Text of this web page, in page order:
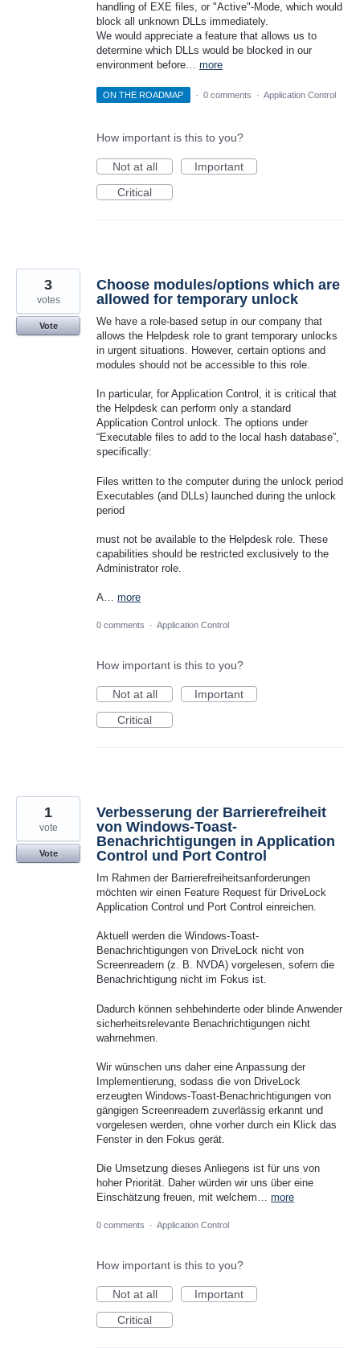
handling of EXE files, or "Active"-Mode, which would
block all unknown DLLs immediately.
We would appreciate a feature that allows us to
determine which DLLs would be blocked in our
environment before… more
ON THE ROADMAP · 0 comments · Application Control
How important is this to you?
Not at all
Important
Critical
Choose modules/options which are
allowed for temporary unlock
We have a role-based setup in our company that
allows the Helpdesk role to grant temporary unlocks
in urgent situations. However, certain options and
modules should not be accessible to this role.
In particular, for Application Control, it is critical that
the Helpdesk can perform only a standard
Application Control unlock. The options under
“Executable files to add to the local hash database”,
specifically:
Files written to the computer during the unlock period
Executables (and DLLs) launched during the unlock
period
must not be available to the Helpdesk role. These
capabilities should be restricted exclusively to the
Administrator role.
A… more
3
votes
Vote
0 comments · Application Control
How important is this to you?
Not at all
Important
Critical
Verbesserung der Barrierefreiheit
von Windows-Toast-
Benachrichtigungen in Application
Control und Port Control
Im Rahmen der Barrierefreiheitsanforderungen
möchten wir einen Feature Request für DriveLock
Application Control und Port Control einreichen.
Aktuell werden die Windows-Toast-
Benachrichtigungen von DriveLock nicht von
Screenreadern (z. B. NVDA) vorgelesen, sofern die
Benachrichtigung nicht im Fokus ist.
Dadurch können sehbehinderte oder blinde Anwender
sicherheitsrelevante Benachrichtigungen nicht
wahrnehmen.
Wir wünschen uns daher eine Anpassung der
Implementierung, sodass die von DriveLock
erzeugten Windows-Toast-Benachrichtigungen von
gängigen Screenreadern zuverlässig erkannt und
vorgelesen werden, ohne vorher durch ein Klick das
Fenster in den Fokus gerät.
Die Umsetzung dieses Anliegens ist für uns von
hoher Priorität. Daher würden wir uns über eine
Einschätzung freuen, mit welchem… more
1
vote
Vote
0 comments · Application Control
How important is this to you?
Not at all
Important
Critical